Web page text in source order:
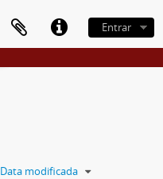
Entrar
Data modificada